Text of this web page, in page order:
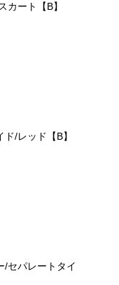
カート【B】
/レッド【B】
/セパレートタイ